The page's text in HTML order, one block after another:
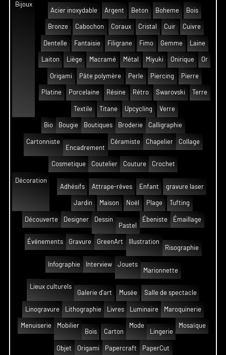
Bijoux
Acier inoxydable
Argent Beton Boheme Bois
Bronze Cabochon Coraux Cristal Cuir Cuivre
Dentelle Fantaisie Filigrane Fimo Gemme Laine
Laiton Liège Macramé Métal Miyuki Onirique Or
Origami Pâte polymère Perle Piercing Pierre
Platine Porcelaine Résine Rétro Swarovski Terre
Textile Titane Upcycling Verre
Bio Bougie Boutiques Broderie Calligraphie
Cartonniste
Encadrement
Céramiste Chapelier Collage
Cosmetique Coutelier Couture Crochet
Décoration
Adhésifs
Attrape-rêves Enfant gravure laser
Jardin Maison Noël Plage Tufting
Découverte Designer
Dessin
Pastel
Ébeniste Émaillage
Événements Gravure GreenArt
Illustration
Risographie
Infographie Interview
Jouets
Marionnette
Lieux culturels
Galerie d'art
Musée Salle de spectacle
Linogravure Lithographie Livres Luminaire Maroquinerie
Menuiserie
Mobilier
Bois
Carton
Mode
Lingerie
Mosaïque
Objet Origami Papercraft PaperCut